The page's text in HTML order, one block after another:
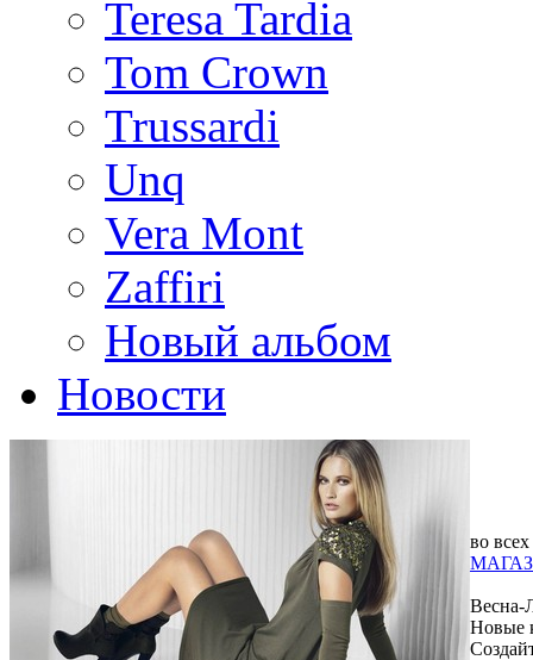
Teresa Tardia
Tom Crown
Trussardi
Unq
Vera Mont
Zaffiri
Новый альбом
Новости
во всех
Весна-
Новые